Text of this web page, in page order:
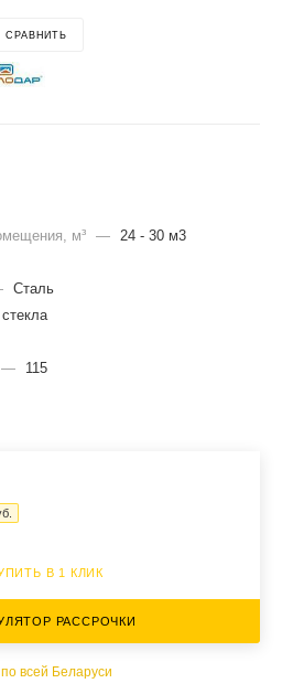
СРАВНИТЬ
м³ — 24 - 30 м3
Сталь
— 115
В 1 КЛИК
РАССРОЧКИ
всей Беларуси